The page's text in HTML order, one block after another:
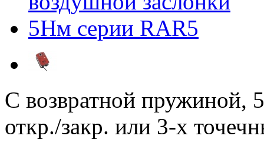
С возвратной
откр./закр. или 3-х